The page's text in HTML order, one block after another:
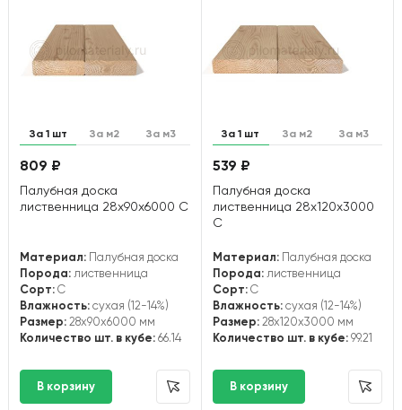
За 1 шт За м2 За м3
809 ₽
Палубная доска
лиственница 28х90х6000 С
Материал: Палубная доска
Порода: лиственница
Сорт: С
Влажность: сухая (12-14%)
Размер: 28x90x6000 мм
Количество шт. в кубе: 66.14
За 1 шт За м2 За м3
539 ₽
Палубная доска
лиственница 28х120х3000
С
Материал:Палубная доска
Порода:лиственница
Сорт:С
Влажность:сухая (12-14%)
Размер:28x120x3000 мм
Количество шт. в кубе:99.21